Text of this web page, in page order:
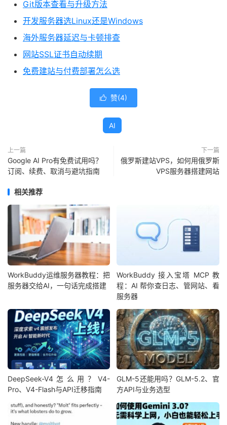
Git版本查看与升级方法
开发服务器选Linux还是Windows
海外服务器延迟与卡顿排查
网站SSL证书自动续期
免费建站与付费部署怎么选
 赞(4)
AI
上一篇
Google AI Pro有免费试用吗？
订阅、续费、取消与避坑指南
下一篇
俄罗斯建站VPS，如何用俄罗斯
VPS服务器搭建网站
相关推荐
WorkBuddy运维服务器教程：把
服务器交给AI，一句话完成搭建
WorkBuddy 接入宝塔 MCP 教
程：AI 帮你查日志、管网站、看
服务器
DeepSeek-V4怎么用？V4-
Pro、V4-Flash与API迁移指南
GLM-5还能用吗？GLM-5.2、官
方API与业务选型